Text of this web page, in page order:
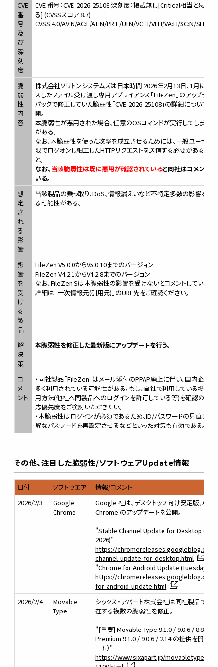
CVE
番
号
及
び
深
刻
度
CVE 番号：CVE-2026-25108 深刻度：掲載無し[Critical相当と思われ
る] (CVSSスコア 8.7)
CVSS:4.0/AV:N/AC:L/AT:N/PR:L/UI:N/VC:H/VI:H/VA:H/SC:N/SI:N/
脆
弱
性
内
容
株式会社ソリトンシステムズは日本時間 2026年2月13日、1月にリ
スしたファイル受け渡し専用アプライアンス「FileZen」のアップデー
パックで修正していた脆弱性「CVE-2026-25108」の詳細について公
開。
本脆弱性が悪用された場合、任意のOSコマンドが実行してしまう
がある。
なお、本脆弱性を使った攻撃を成立させるためには、一般ユーザー
限でログオンし細工したHTTPリクエストを送信する必要があるとの
と。
なお、当該脆弱性は既に悪用が確認されていると同社はコメントし
いる。
想
定
さ
れ
る
影
響
当該製品の乗っ取り、DoS、情報漏えいなど不特定多数の影響を受
る可能性がある。
影
響
を
受
け
る
製
品
FileZen V5.0.0からV5.0.10までのバージョン
FileZen V4.2.1からV4.2.8までのバージョン
なお、FileZen Sは本脆弱性の影響を受けないとコメントしている。
詳細は「一次情報元(引用元)」のURL先をご確認ください。
解
決
策
本脆弱性を修正した最新版にアップデートを行う。
コ
メ
ント
・同社製品「FileZen」はメール添付のPPAP廃止に伴い、国内企業で
多く利用されている可能性がある。もし、自社で利用している場合
用方法(他社へ同製品へのログインを許可している等)を確認の上、
応優先度をご検討いただきたい。
・本脆弱性はログインが必須であるため、ID/パスワードの見直しや
解なパスワードを再設定させるなどといった対策も有効である。
その他、注目した脆弱性/ソフトウェアUpdate情報
日付 ソフトウエア
情報/コメント
2026/2/3
Google
Chrome
Google 社は、デスクトップ向け安定版、
Chrome のアップデートを公開。
"Stable Channel Update for Desktop
2026)"
https://
channel-update-for-desktop.html
"Chrome for Android Update (Tuesday,
https://
for-android-update.html
2026/2/4
Movable
Type
シックス・アパート株式会社は同社製品で
在する複数の脆弱性を修正。
"[重要] Movable Type 9.1.0 / 9.0.6 / 8.8.2 /
Premium 9.1.0 / 9.0.6 / 2.14 の提供を開始（
ート）"
https://www.sixapart.jp/movabletype/